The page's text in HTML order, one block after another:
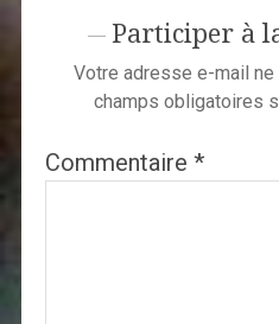
Participer à
Votre adresse e-mail
champs obligatoires
Commentaire *